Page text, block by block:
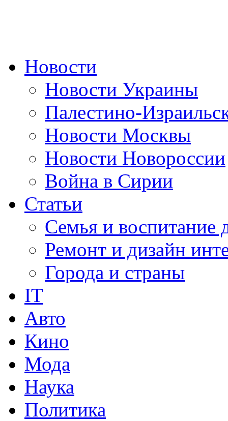
Новости
Новости Украины
Палестино-
Новости Москвы
Новости Новороссии
Война в Сирии
Статьи
Семья и воспитание
Ремонт и дизайн
Города и страны
IT
Авто
Кино
Мода
Наука
Политика